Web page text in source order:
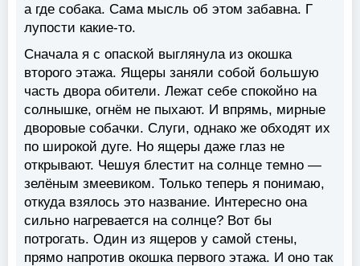
а где собака. Сама мысль об этом забавна. Г
лупости какие-то.
Сначала я с опаской выглянула из окошка
второго этажа. Ящеры заняли собой большую
часть двора обители. Лежат себе спокойно на
солнышке, огнём не пыхают. И впрямь, мирные
дворовые собачки. Слуги, однако же обходят их
по широкой дуге. Но ящеры даже глаз не
открывают. Чешуя блестит на солнце темно —
зелёным змеевиком. Только теперь я понимаю,
откуда взялось это название. Интересно она
сильно нагревается на солнце? Вот бы
потрогать. Один из ящеров у самой стены,
прямо напротив окошка первого этажа. И оно так